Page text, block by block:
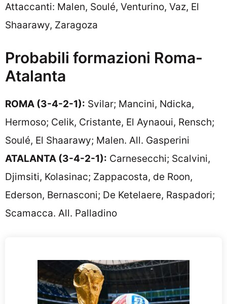
Attaccanti: Malen, Soulé, Venturino, Vaz, El
Shaarawy, Zaragoza
Probabili formazioni Roma-
Atalanta
ROMA (3-4-2-1): Svilar; Mancini, Ndicka,
Hermoso; Celik, Cristante, El Aynaoui, Rensch;
Soulé, El Shaarawy; Malen. All. Gasperini
ATALANTA (3-4-2-1): Carnesecchi; Scalvini,
Djimsiti, Kolasinac; Zappacosta, de Roon,
Ederson, Bernasconi; De Ketelaere, Raspadori;
Scamacca. All. Palladino